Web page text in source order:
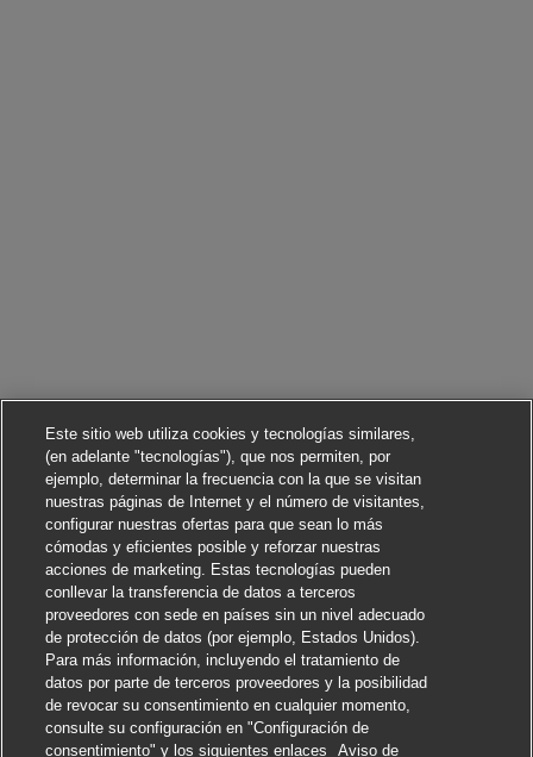
Este sitio web utiliza cookies y tecnologías similares,
(en adelante "tecnologías"), que nos permiten, por
ejemplo, determinar la frecuencia con la que se visitan
nuestras páginas de Internet y el número de visitantes,
configurar nuestras ofertas para que sean lo más
cómodas y eficientes posible y reforzar nuestras
acciones de marketing. Estas tecnologías pueden
conllevar la transferencia de datos a terceros
proveedores con sede en países sin un nivel adecuado
de protección de datos (por ejemplo, Estados Unidos).
Para más información, incluyendo el tratamiento de
datos por parte de terceros proveedores y la posibilidad
de revocar su consentimiento en cualquier momento,
consulte su configuración en "Configuración de
consentimiento" y los siguientes enlaces
Aviso de